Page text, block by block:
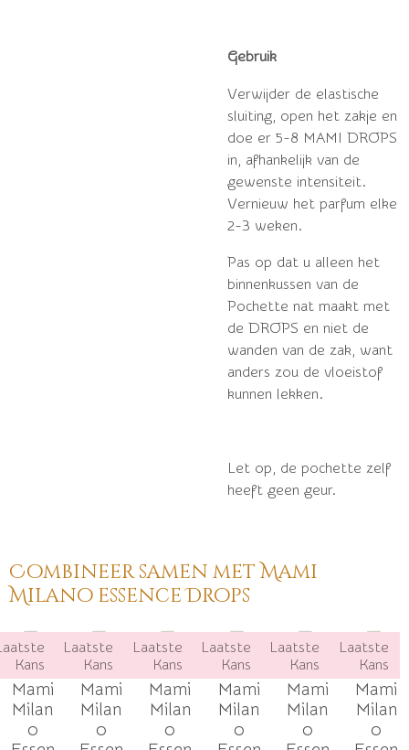
Gebruik
Verwijder de elastische
sluiting, open het zakje en
doe er 5-8 MAMI DROPS
in, afhankelijk van de
gewenste intensiteit.
Vernieuw het parfum elke
2-3 weken.
Pas op dat u alleen het
binnenkussen van de
Pochette nat maakt met
de DROPS en niet de
wanden van de zak, want
anders zou de vloeistof
kunnen lekken.
Let op, de pochette zelf
heeft geen geur.
Combineer samen met Mami
Milano essence Drops
Kans
Mami
Milan
o
Laatste
Kans
Mami
Milan
o
Laatste
Kans
Mami
Milan
o
Laatste
Kans
Mami
Milan
o
Laatste
Kans
Mami
Milan
o
Laatste
Kans
Mami
Milan
o